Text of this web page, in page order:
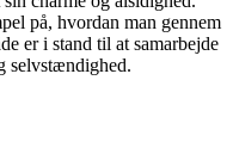
på, hvordan man gennem
er i stand til at samarbejde
selvstændighed.